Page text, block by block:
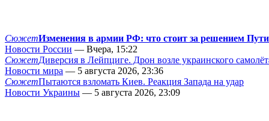
СюжетИзменения в армии РФ: что стоит за решением
Новости России — Вчера, 15:22
СюжетДиверсия в Лейпциге. Дрон возле украинского
Новости мира — 5 августа 2026, 23:36
СюжетПытаются взломать Киев. Реакция Запада на удар
Новости Украины — 5 августа 2026, 23:09